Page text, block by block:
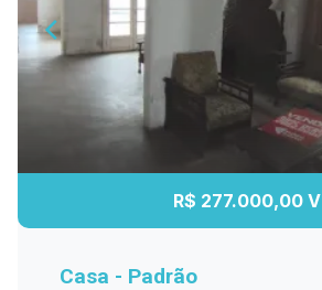
R$ 277.000,00 V
Casa - Padrão